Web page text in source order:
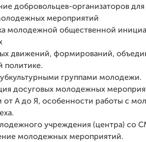
добровольцев-организаторов
мероприятий
молодежной общественной
движений, формирований,
политике.
группами молодежи.
досуговых молодежных
от А до Я, особенности работы с
учреждения (центра) со
молодежных мероприятий.